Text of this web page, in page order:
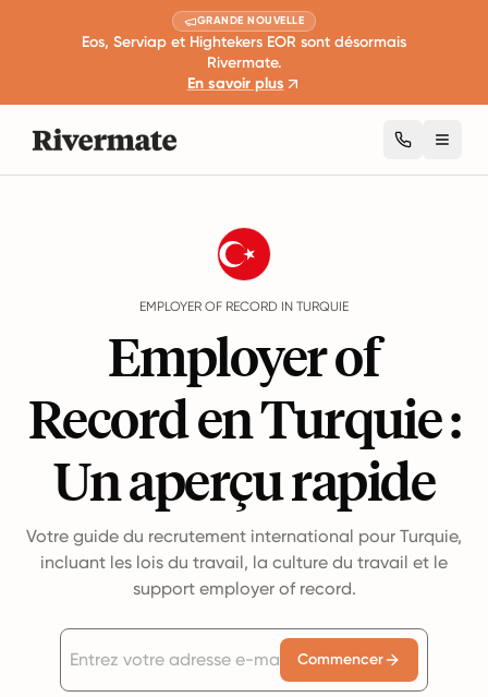
GRANDE NOUVELLE
Eos, Serviap et Hightekers EOR sont désormais
Rivermate.
En savoir plus
EMPLOYER OF RECORD IN TURQUIE
Employer of
Record en Turquie :
Un aperçu rapide
Votre guide du recrutement international pour Turquie,
incluant les lois du travail, la culture du travail et le
support employer of record.
Commencer